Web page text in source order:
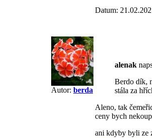
Autor: berda
Datum:
alenak
Berdo dík,
stála za
Aleno, tak
ceny bych
ani kdyby byli ze